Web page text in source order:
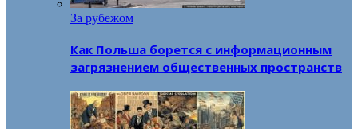
За рубежом
Как Польша борется с информационным
загрязнением общественных пространств